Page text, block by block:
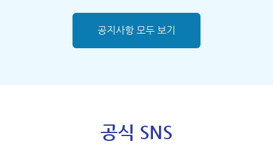
공지사항 모두 보기
공식 SNS